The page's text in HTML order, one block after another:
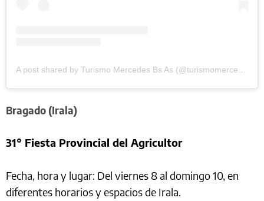
Bragado (Irala)
31° Fiesta Provincial del Agricultor
Fecha, hora y lugar: Del viernes 8 al domingo 10, en
diferentes horarios y espacios de Irala.